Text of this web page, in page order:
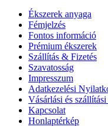
Ékszerek anyaga
Fémjelzés
Fontos információ
Prémium ékszerek
Szállítás & Fizetés
Szavatosság
Impresszum
Adatkezelési
Vásárlási és
Kapcsolat
Honlaptérkép